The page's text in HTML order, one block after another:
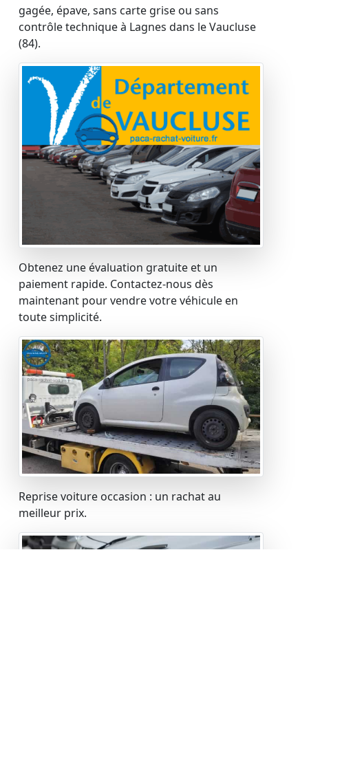
gagée, épave, sans carte grise ou sans
contrôle technique à Lagnes dans le Vaucluse
(84).
Obtenez une évaluation gratuite et un
paiement rapide. Contactez-nous dès
maintenant pour vendre votre véhicule en
toute simplicité.
Reprise voiture occasion : un rachat au
meilleur prix.